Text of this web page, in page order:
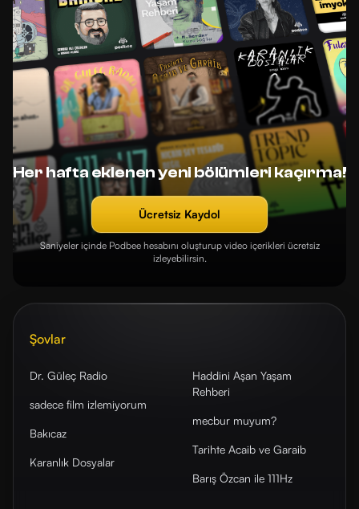
Her hafta eklenen yeni bölümleri kaçırma!
Ücretsiz Kaydol
Saniyeler içinde Podbee hesabını oluşturup video içerikleri ücretsiz
izleyebilirsin.
Şovlar
Dr. Güleç Radio
sadece film izlemiyorum
Bakıcaz
Karanlık Dosyalar
Haddini Aşan Yaşam
Rehberi
mecbur muyum?
Tarihte Acaib ve Garaib
Barış Özcan ile 111Hz